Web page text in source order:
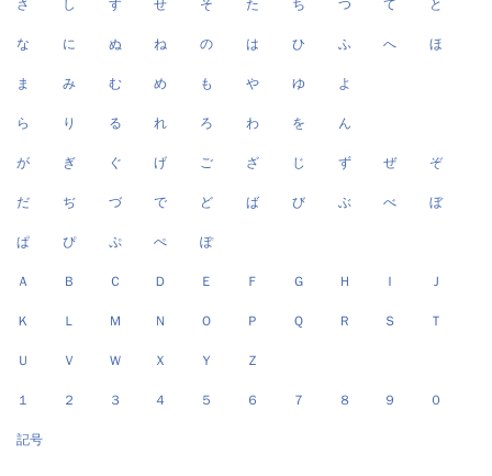
さ し す せ そ た ち つ て と
な に ぬ ね の は ひ ふ へ ほ
ま み む め も や ゆ よ
ら り る れ ろ わ を ん
が ぎ ぐ げ ご ざ じ ず ぜ ぞ
だ ぢ づ で ど ば び ぶ べ ぼ
ぱ ぴ ぷ ぺ ぽ
Ａ Ｂ Ｃ Ｄ Ｅ Ｆ Ｇ Ｈ Ｉ Ｊ
Ｋ Ｌ Ｍ Ｎ Ｏ Ｐ Ｑ Ｒ Ｓ Ｔ
Ｕ Ｖ Ｗ Ｘ Ｙ Ｚ
１ ２ ３ ４ ５ ６ ７ ８ ９ ０
記号